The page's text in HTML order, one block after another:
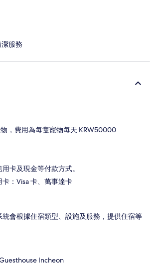
服務
，費用為每隻寵物每天 KRW50000
卡及現金等付款方式。
：Visa 卡、萬事達卡
統會根據住宿類型、設施及服務，提供住宿等
Incheon